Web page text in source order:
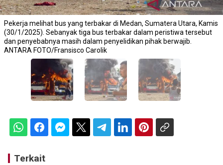
Pekerja melihat bus yang terbakar di Medan, Sumatera Utara, Kamis
(30/1/2025). Sebanyak tiga bus terbakar dalam peristiwa tersebut
dan penyebabnya masih dalam penyelidikan pihak berwajib.
ANTARA FOTO/Fransisco Carolik
Terkait